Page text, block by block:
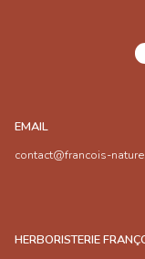
EMAIL
contact@francois-
HERBORISTERIE